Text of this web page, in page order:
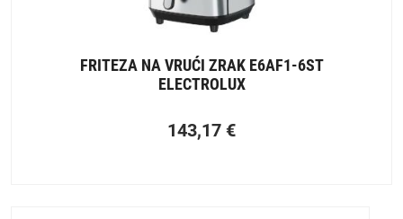
FRITEZA NA VRUĆI ZRAK E6AF1-6ST
ELECTROLUX
143,17 €